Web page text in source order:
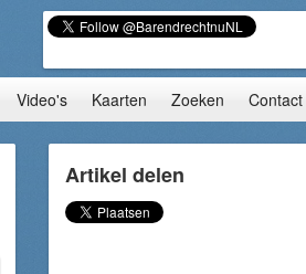
Video's Kaarten Zoeken Contact
Artikel delen